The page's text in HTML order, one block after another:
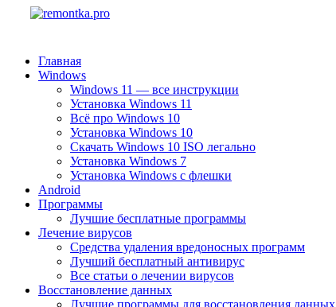
Главная
Windows
Windows 11 — все инструкции
Установка Windows 11
Всё про Windows 10
Установка Windows 10
Скачать Windows 10 ISO легально
Установка Windows 7
Установка Windows с флешки
Android
Программы
Лучшие бесплатные программы
Лечение вирусов
Средства удаления вредоносных программ
Лучший бесплатный антивирус
Все статьи о лечении вирусов
Восстановление данных
Лучшие программы для восстановления данных